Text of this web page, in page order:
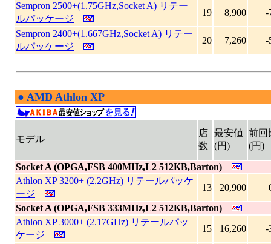
Sempron 2500+(1.75GHz,Socket A) リテー
ルパッケージ
19 8,900 -
Sempron 2400+(1.667GHz,Socket A) リテー
ルパッケージ
20 7,260 -
● AMD Athlon XP
モデル
店
数
最安値
(円)
前回
(円)
Socket A (OPGA,FSB 400MHz,L2 512KB,Barton)
Athlon XP 3200+ (2.2GHz) リテールパッケ
ージ
13 20,900
Socket A (OPGA,FSB 333MHz,L2 512KB,Barton)
Athlon XP 3000+ (2.17GHz) リテールパッ
ケージ
15 16,260 -